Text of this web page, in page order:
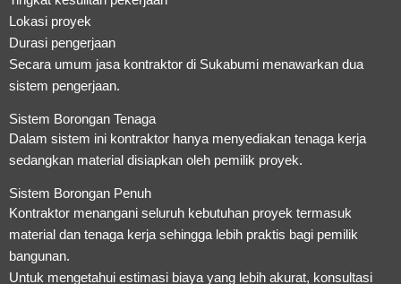
Lokasi proyek
Durasi pengerjaan
Secara umum jasa kontraktor di Sukabumi menawarkan dua
sistem pengerjaan.
Sistem Borongan Tenaga
Dalam sistem ini kontraktor hanya menyediakan tenaga kerja
sedangkan material disiapkan oleh pemilik proyek.
Sistem Borongan Penuh
Kontraktor menangani seluruh kebutuhan proyek termasuk
material dan tenaga kerja sehingga lebih praktis bagi pemilik
bangunan.
Untuk mengetahui estimasi biaya yang lebih akurat, konsultasi